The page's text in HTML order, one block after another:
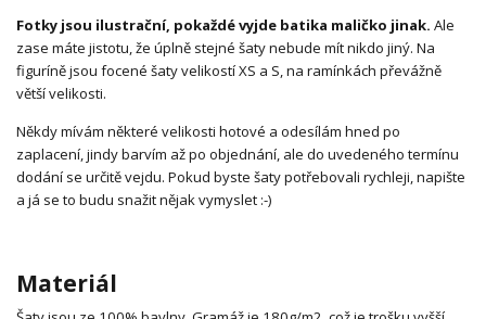
Fotky jsou ilustrační, pokaždé vyjde batika maličko jinak. Ale
zase máte jistotu, že úplně stejné šaty nebude mít nikdo jiný. Na
figuríně jsou focené šaty velikostí XS a S, na ramínkách převážně
větší velikosti.
Někdy mívám některé velikosti hotové a odesílám hned po
zaplacení, jindy barvím až po objednání, ale do uvedeného termínu
dodání se určitě vejdu. Pokud byste šaty potřebovali rychleji, napište
a já se to budu snažit nějak vymyslet :-)
Materiál